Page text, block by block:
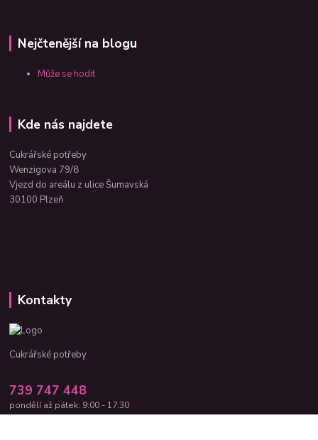
Nejčtenější na blogu
Může se hodit
Kde nás najdete
Cukrářské potřeby
Wenzigova 79/8
Vjezd do areálu z ulice Šumavská
30100 Plzeň
Kontakty
Cukrářské potřeby
739 747 448
pondělí až pátek: 9:00 - 17:30